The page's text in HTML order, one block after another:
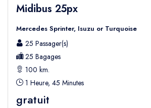
Midibus 25px
Mercedes Sprinter, Isuzu or Turquoise
25 Passager(s)
25 Bagages
100 km.
1 Heure, 45 Minutes
gratuit